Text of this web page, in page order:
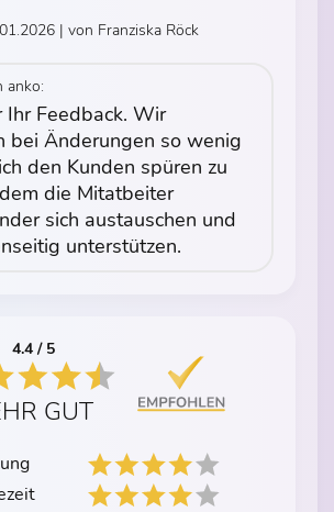
| von Franziska Röck
Ihr Feedback. Wir
bei Änderungen so wenig
den Kunden spüren zu
die Mitatbeiter
sich austauschen und
unterstützen.
4.4 / 5
GUT